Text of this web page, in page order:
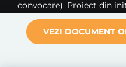
convocare). Proiect din
VEZI DOCUMENT